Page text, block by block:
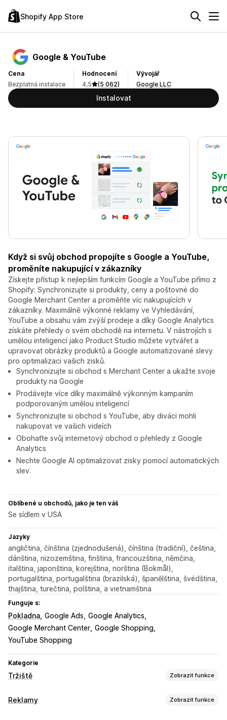
Shopify App Store
Google & YouTube
Cena
Bezplatná instalace
Hodnocení
4,5
(5 062)
Vývojář
Google LLC
Instalovat
Když si svůj obchod propojíte s Google a YouTube,
proměníte nakupující v zákazníky
Získejte přístup k nejlepším funkcím Google a YouTube přímo z
Shopify: Synchronizujte si produkty, ceny a poštovné do
Google Merchant Center a proměňte víc nakupujících v
zákazníky. Maximálně výkonné reklamy ve Vyhledávání,
YouTube a obsahu vám zvýší prodeje a díky Google Analytics
získáte přehledy o svém obchodě na internetu. V nástrojích s
umělou inteligencí jako Product Studio můžete vytvářet a
upravovat obrázky produktů a Google automatizované slevy
pro optimalizaci vašich zisků.
Synchronizujte si obchod s Merchant Center a ukažte svoje
produkty na Google
Prodávejte více díky maximálně výkonným kampaním
podporovaným umělou inteligencí
Synchronizujte si obchod s YouTube, aby diváci mohli
nakupovat ve vašich videích
Obohaťte svůj internetový obchod o přehledy z Google
Analytics
Nechte Google AI optimalizovat zisky pomocí automatických
slev.
Oblíbené u obchodů, jako je ten váš
Se sídlem v USA
Jazyky
angličtina, čínština (zjednodušená), čínština (tradiční), čeština,
dánština, nizozemština, finština, francouzština, němčina,
italština, japonština, korejština, norština (Bokmål),
portugalština, portugalština (brazilská), španělština, švédština,
thajština, turečtina, polština, a vietnamština
Funguje s:
Pokladna Google Ads Google Analytics
Google Merchant Center Google Shopping
YouTube Shopping
Kategorie
Tržiště Zobrazit funkce
Správa listingů
Reklamy Zobrazit funkce